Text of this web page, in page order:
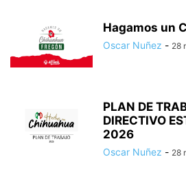
Hagamos un
Oscar Nuñez - 28
PLAN DE
DIRECTIVO
2026
Oscar Nuñez - 28